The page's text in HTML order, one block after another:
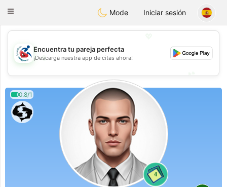
Handi Space
Toggle
Mode Iniciar sesión
💖
💕
Encuentra tu pareja perfecta
¡Descarga nuestra app de citas ahora!
0.8/1
4